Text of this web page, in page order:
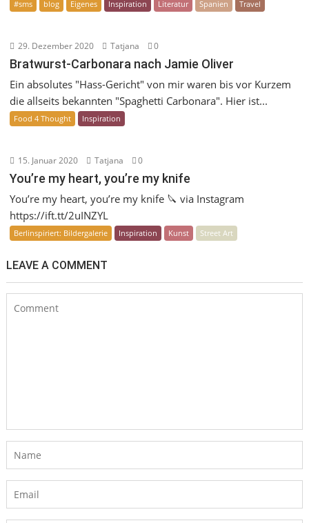
#sms blog Eigenes Inspiration Literatur Spanien Travel
29. Dezember 2020 Tatjana 0
Bratwurst-Carbonara nach Jamie Oliver
Ein absolutes "Hass-Gericht" von mir waren bis vor Kurzem
die allseits bekannten "Spaghetti Carbonara". Hier ist...
Food 4 Thought Inspiration
15. Januar 2020 Tatjana 0
You’re my heart, you’re my knife
You’re my heart, you’re my knife 🔪 via Instagram
https://ift.tt/2uINZYL
Berlinspiriert: Bildergalerie Inspiration Kunst Street Art
LEAVE A COMMENT